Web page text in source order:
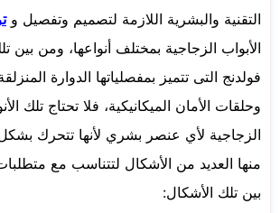
التقنية والبشرية اللازمة لتصميم وتفصيل و
الأبواب الزجاجية بمختلف أنواعها، ومن بين
فولدنج التى تتميز بمفصلياتها الدوارة
وحلقات الأمان الميكانيكية، فلا تحتاج تلك
الزجاجية لأي عنصر بشري لأنها تتحرك بشكل
منها العديد من الأشكال لتتناسب مع
بين تلك الأشكال: